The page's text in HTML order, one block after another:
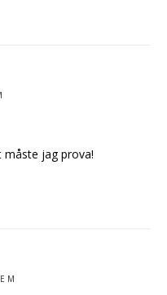
jag prova!
M